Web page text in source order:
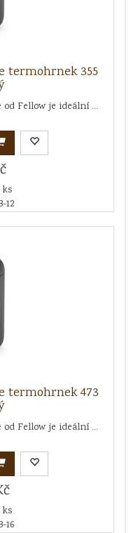
termohrnek 355
Fellow je ideální ...
ks
12
termohrnek 473
Fellow je ideální ...
ks
16